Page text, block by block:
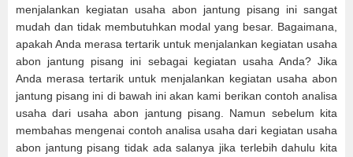
menjalankan kegiatan usaha abon jantung pisang ini sangat
mudah dan tidak membutuhkan modal yang besar. Bagaimana,
apakah Anda merasa tertarik untuk menjalankan kegiatan usaha
abon jantung pisang ini sebagai kegiatan usaha Anda? Jika
Anda merasa tertarik untuk menjalankan kegiatan usaha abon
jantung pisang ini di bawah ini akan kami berikan contoh analisa
usaha dari usaha abon jantung pisang. Namun sebelum kita
membahas mengenai contoh analisa usaha dari kegiatan usaha
abon jantung pisang tidak ada salanya jika terlebih dahulu kita